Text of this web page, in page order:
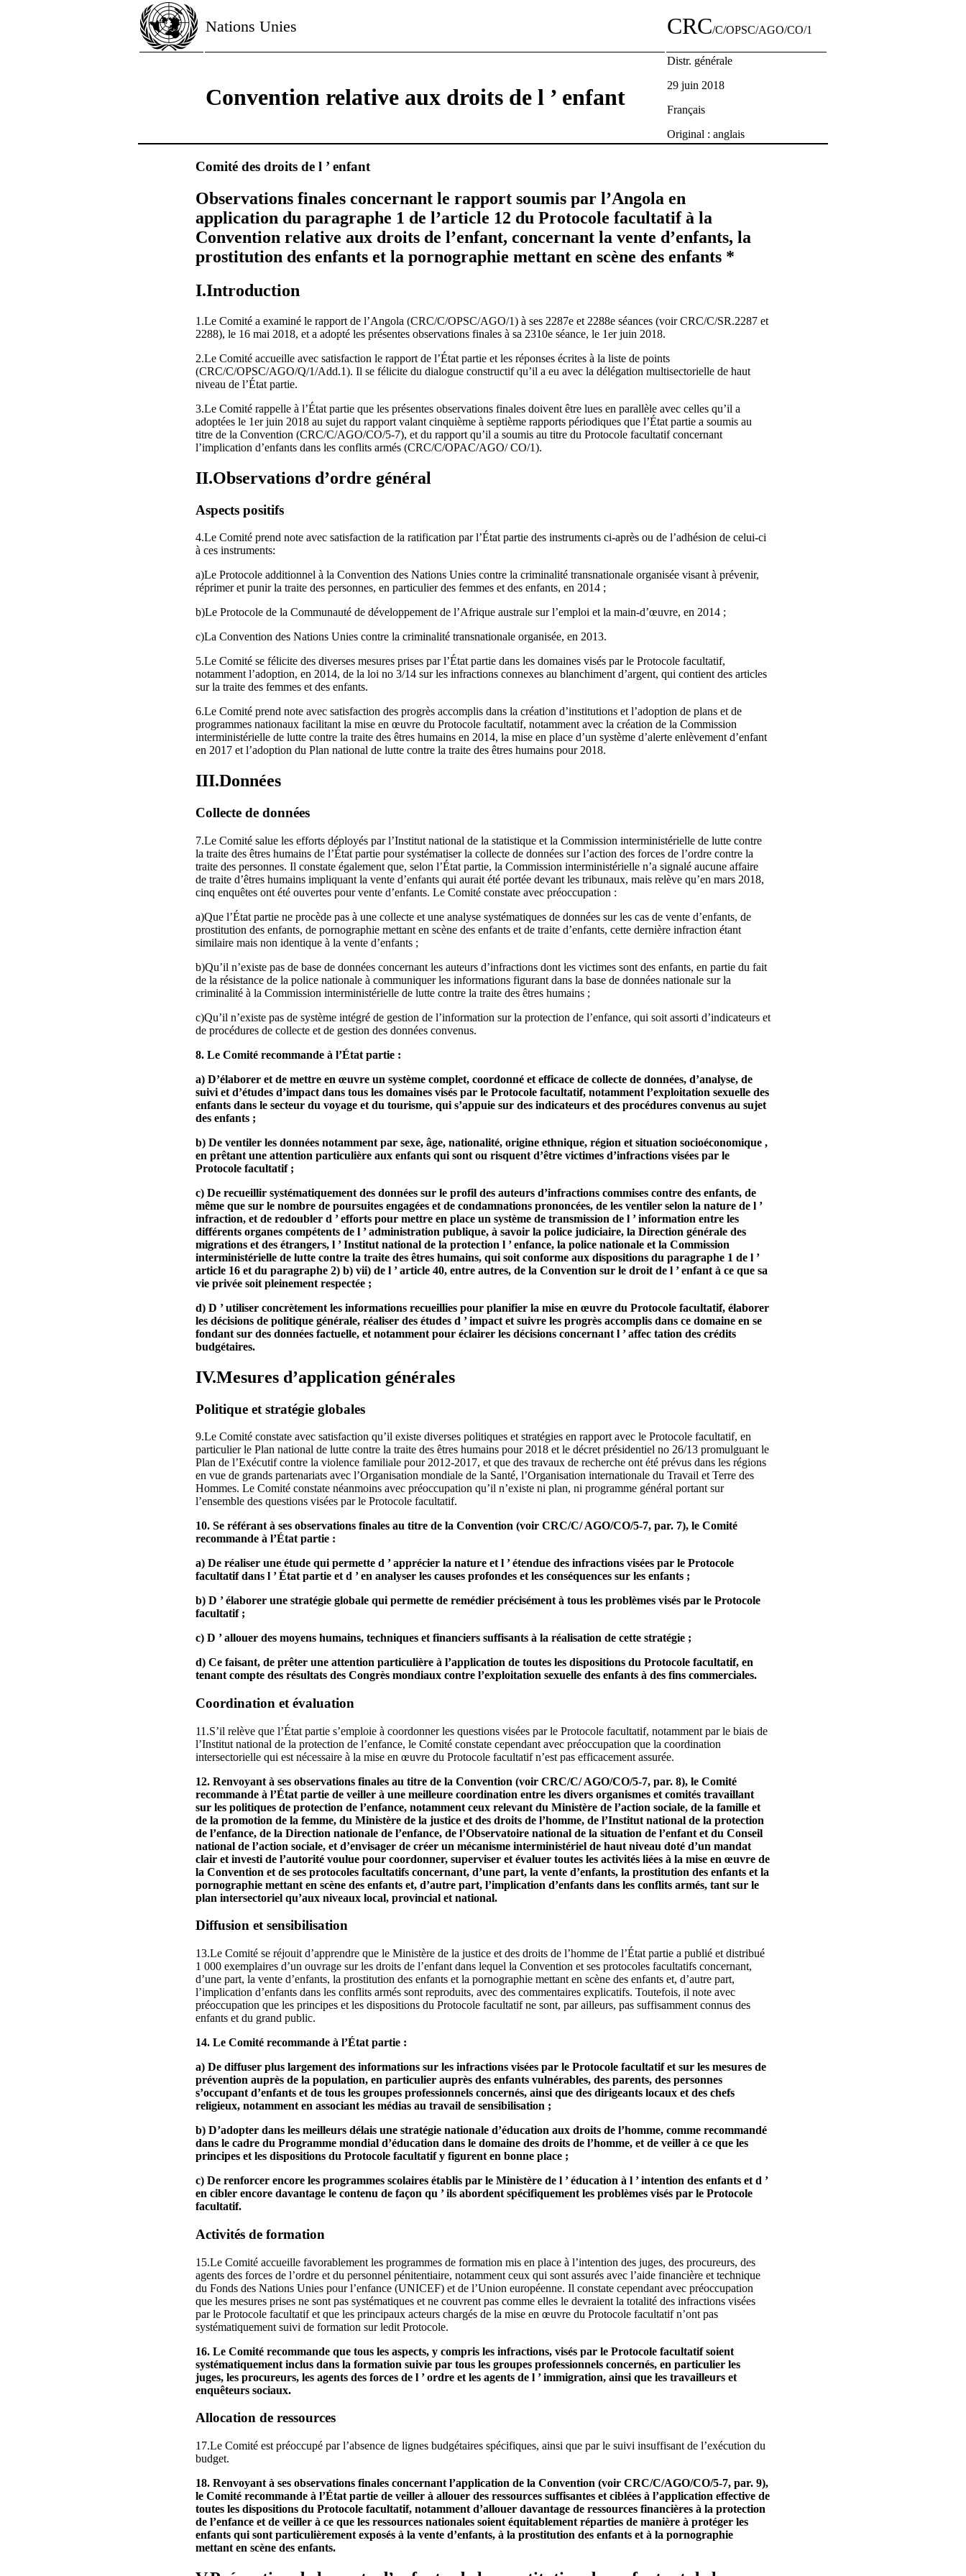
Nations Unies CRC/C/OPSC/AGO/CO/1
Convention relative aux droits de l ’ enfant
Distr. générale
29 juin 2018
Français
Original : anglais
Comité des droits de l ’ enfant
Observations finales concernant le rapport soumis par l’Angola en
application du paragraphe 1 de l’article 12 du Protocole facultatif à la
Convention relative aux droits de l’enfant, concernant la vente d’enfants, la
prostitution des enfants et la pornographie mettant en scène des enfants *
I.Introduction
1.Le Comité a examiné le rapport de l’Angola (CRC/C/OPSC/AGO/1) à ses 2287e et 2288e séances (voir CRC/C/SR.2287 et
2288), le 16 mai 2018, et a adopté les présentes observations finales à sa 2310e séance, le 1er juin 2018.
2.Le Comité accueille avec satisfaction le rapport de l’État partie et les réponses écrites à la liste de points
(CRC/C/OPSC/AGO/Q/1/Add.1). Il se félicite du dialogue constructif qu’il a eu avec la délégation multisectorielle de haut
niveau de l’État partie.
3.Le Comité rappelle à l’État partie que les présentes observations finales doivent être lues en parallèle avec celles qu’il a
adoptées le 1er juin 2018 au sujet du rapport valant cinquième à septième rapports périodiques que l’État partie a soumis au
titre de la Convention (CRC/C/AGO/CO/5-7), et du rapport qu’il a soumis au titre du Protocole facultatif concernant
l’implication d’enfants dans les conflits armés (CRC/C/OPAC/AGO/ CO/1).
II.Observations d’ordre général
Aspects positifs
4.Le Comité prend note avec satisfaction de la ratification par l’État partie des instruments ci-après ou de l’adhésion de celui-ci
à ces instruments:
a)Le Protocole additionnel à la Convention des Nations Unies contre la criminalité transnationale organisée visant à prévenir,
réprimer et punir la traite des personnes, en particulier des femmes et des enfants, en 2014 ;
b)Le Protocole de la Communauté de développement de l’Afrique australe sur l’emploi et la main-d’œuvre, en 2014 ;
c)La Convention des Nations Unies contre la criminalité transnationale organisée, en 2013.
5.Le Comité se félicite des diverses mesures prises par l’État partie dans les domaines visés par le Protocole facultatif,
notamment l’adoption, en 2014, de la loi no 3/14 sur les infractions connexes au blanchiment d’argent, qui contient des articles
sur la traite des femmes et des enfants.
6.Le Comité prend note avec satisfaction des progrès accomplis dans la création d’institutions et l’adoption de plans et de
programmes nationaux facilitant la mise en œuvre du Protocole facultatif, notamment avec la création de la Commission
interministérielle de lutte contre la traite des êtres humains en 2014, la mise en place d’un système d’alerte enlèvement d’enfant
en 2017 et l’adoption du Plan national de lutte contre la traite des êtres humains pour 2018.
III.Données
Collecte de données
7.Le Comité salue les efforts déployés par l’Institut national de la statistique et la Commission interministérielle de lutte contre
la traite des êtres humains de l’État partie pour systématiser la collecte de données sur l’action des forces de l’ordre contre la
traite des personnes. Il constate également que, selon l’État partie, la Commission interministérielle n’a signalé aucune affaire
de traite d’êtres humains impliquant la vente d’enfants qui aurait été portée devant les tribunaux, mais relève qu’en mars 2018,
cinq enquêtes ont été ouvertes pour vente d’enfants. Le Comité constate avec préoccupation :
a)Que l’État partie ne procède pas à une collecte et une analyse systématiques de données sur les cas de vente d’enfants, de
prostitution des enfants, de pornographie mettant en scène des enfants et de traite d’enfants, cette dernière infraction étant
similaire mais non identique à la vente d’enfants ;
b)Qu’il n’existe pas de base de données concernant les auteurs d’infractions dont les victimes sont des enfants, en partie du fait
de la résistance de la police nationale à communiquer les informations figurant dans la base de données nationale sur la
criminalité à la Commission interministérielle de lutte contre la traite des êtres humains ;
c)Qu’il n’existe pas de système intégré de gestion de l’information sur la protection de l’enfance, qui soit assorti d’indicateurs et
de procédures de collecte et de gestion des données convenus.
8. Le Comité recommande à l’État partie :
a) D’élaborer et de mettre en œuvre un système complet, coordonné et efficace de collecte de données, d’analyse, de
suivi et d’études d’impact dans tous les domaines visés par le Protocole facultatif, notamment l’exploitation sexuelle des
enfants dans le secteur du voyage et du tourisme, qui s’appuie sur des indicateurs et des procédures convenus au sujet
des enfants ;
b) De ventiler les données notamment par sexe, âge, nationalité, origine ethnique, région et situation socioéconomique ,
en prêtant une attention particulière aux enfants qui sont ou risquent d’être victimes d’infractions visées par le
Protocole facultatif ;
c) De recueillir systématiquement des données sur le profil des auteurs d’infractions commises contre des enfants, de
même que sur le nombre de poursuites engagées et de condamnations prononcées, de les ventiler selon la nature de l ’
infraction, et de redoubler d ’ efforts pour mettre en place un système de transmission de l ’ information entre les
différents organes compétents de l ’ administration publique, à savoir la police judiciaire, la Direction générale des
migrations et des étrangers, l ’ Institut national de la protection l ’ enfance, la police nationale et la Commission
interministérielle de lutte contre la traite des êtres humains, qui soit conforme aux dispositions du paragraphe 1 de l ’
article 16 et du paragraphe 2) b) vii) de l ’ article 40, entre autres, de la Convention sur le droit de l ’ enfant à ce que sa
vie privée soit pleinement respectée ;
d) D ’ utiliser concrètement les informations recueillies pour planifier la mise en œuvre du Protocole facultatif, élaborer
les décisions de politique générale, réaliser des études d ’ impact et suivre les progrès accomplis dans ce domaine en se
fondant sur des données factuelle, et notamment pour éclairer les décisions concernant l ’ affec tation des crédits
budgétaires.
IV.Mesures d’application générales
Politique et stratégie globales
9.Le Comité constate avec satisfaction qu’il existe diverses politiques et stratégies en rapport avec le Protocole facultatif, en
particulier le Plan national de lutte contre la traite des êtres humains pour 2018 et le décret présidentiel no 26/13 promulguant le
Plan de l’Exécutif contre la violence familiale pour 2012-2017, et que des travaux de recherche ont été prévus dans les régions
en vue de grands partenariats avec l’Organisation mondiale de la Santé, l’Organisation internationale du Travail et Terre des
Hommes. Le Comité constate néanmoins avec préoccupation qu’il n’existe ni plan, ni programme général portant sur
l’ensemble des questions visées par le Protocole facultatif.
10. Se référant à ses observations finales au titre de la Convention (voir CRC/C/ AGO/CO/5-7, par. 7), le Comité
recommande à l’État partie :
a) De réaliser une étude qui permette d ’ apprécier la nature et l ’ étendue des infractions visées par le Protocole
facultatif dans l ’ État partie et d ’ en analyser les causes profondes et les conséquences sur les enfants ;
b) D ’ élaborer une stratégie globale qui permette de remédier précisément à tous les problèmes visés par le Protocole
facultatif ;
c) D ’ allouer des moyens humains, techniques et financiers suffisants à la réalisation de cette stratégie ;
d) Ce faisant, de prêter une attention particulière à l’application de toutes les dispositions du Protocole facultatif, en
tenant compte des résultats des Congrès mondiaux contre l’exploitation sexuelle des enfants à des fins commerciales.
Coordination et évaluation
11.S’il relève que l’État partie s’emploie à coordonner les questions visées par le Protocole facultatif, notamment par le biais de
l’Institut national de la protection de l’enfance, le Comité constate cependant avec préoccupation que la coordination
intersectorielle qui est nécessaire à la mise en œuvre du Protocole facultatif n’est pas efficacement assurée.
12. Renvoyant à ses observations finales au titre de la Convention (voir CRC/C/ AGO/CO/5-7, par. 8), le Comité
recommande à l’État partie de veiller à une meilleure coordination entre les divers organismes et comités travaillant
sur les politiques de protection de l’enfance, notamment ceux relevant du Ministère de l’action sociale, de la famille et
de la promotion de la femme, du Ministère de la justice et des droits de l’homme, de l’Institut national de la protection
de l’enfance, de la Direction nationale de l’enfance, de l’Observatoire national de la situation de l’enfant et du Conseil
national de l’action sociale, et d’envisager de créer un mécanisme interministériel de haut niveau doté d’un mandat
clair et investi de l’autorité voulue pour coordonner, superviser et évaluer toutes les activités liées à la mise en œuvre de
la Convention et de ses protocoles facultatifs concernant, d’une part, la vente d’enfants, la prostitution des enfants et la
pornographie mettant en scène des enfants et, d’autre part, l’implication d’enfants dans les conflits armés, tant sur le
plan intersectoriel qu’aux niveaux local, provincial et national.
Diffusion et sensibilisation
13.Le Comité se réjouit d’apprendre que le Ministère de la justice et des droits de l’homme de l’État partie a publié et distribué
1 000 exemplaires d’un ouvrage sur les droits de l’enfant dans lequel la Convention et ses protocoles facultatifs concernant,
d’une part, la vente d’enfants, la prostitution des enfants et la pornographie mettant en scène des enfants et, d’autre part,
l’implication d’enfants dans les conflits armés sont reproduits, avec des commentaires explicatifs. Toutefois, il note avec
préoccupation que les principes et les dispositions du Protocole facultatif ne sont, par ailleurs, pas suffisamment connus des
enfants et du grand public.
14. Le Comité recommande à l’État partie :
a) De diffuser plus largement des informations sur les infractions visées par le Protocole facultatif et sur les mesures de
prévention auprès de la population, en particulier auprès des enfants vulnérables, des parents, des personnes
s’occupant d’enfants et de tous les groupes professionnels concernés, ainsi que des dirigeants locaux et des chefs
religieux, notamment en associant les médias au travail de sensibilisation ;
b) D’adopter dans les meilleurs délais une stratégie nationale d’éducation aux droits de l’homme, comme recommandé
dans le cadre du Programme mondial d’éducation dans le domaine des droits de l’homme, et de veiller à ce que les
principes et les dispositions du Protocole facultatif y figurent en bonne place ;
c) De renforcer encore les programmes scolaires établis par le Ministère de l ’ éducation à l ’ intention des enfants et d ’
en cibler encore davantage le contenu de façon qu ’ ils abordent spécifiquement les problèmes visés par le Protocole
facultatif.
Activités de formation
15.Le Comité accueille favorablement les programmes de formation mis en place à l’intention des juges, des procureurs, des
agents des forces de l’ordre et du personnel pénitentiaire, notamment ceux qui sont assurés avec l’aide financière et technique
du Fonds des Nations Unies pour l’enfance (UNICEF) et de l’Union européenne. Il constate cependant avec préoccupation
que les mesures prises ne sont pas systématiques et ne couvrent pas comme elles le devraient la totalité des infractions visées
par le Protocole facultatif et que les principaux acteurs chargés de la mise en œuvre du Protocole facultatif n’ont pas
systématiquement suivi de formation sur ledit Protocole.
16. Le Comité recommande que tous les aspects, y compris les infractions, visés par le Protocole facultatif soient
systématiquement inclus dans la formation suivie par tous les groupes professionnels concernés, en particulier les
juges, les procureurs, les agents des forces de l ’ ordre et les agents de l ’ immigration, ainsi que les travailleurs et
enquêteurs sociaux.
Allocation de ressources
17.Le Comité est préoccupé par l’absence de lignes budgétaires spécifiques, ainsi que par le suivi insuffisant de l’exécution du
budget.
18. Renvoyant à ses observations finales concernant l’application de la Convention (voir CRC/C/AGO/CO/5-7, par. 9),
le Comité recommande à l’État partie de veiller à allouer des ressources suffisantes et ciblées à l’application effective de
toutes les dispositions du Protocole facultatif, notamment d’allouer davantage de ressources financières à la protection
de l’enfance et de veiller à ce que les ressources nationales soient équitablement réparties de manière à protéger les
enfants qui sont particulièrement exposés à la vente d’enfants, à la prostitution des enfants et à la pornographie
mettant en scène des enfants.